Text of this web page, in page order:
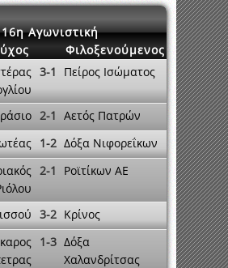
16η Αγωνιστική
Φιλοξενούμενος
3-1 Πείρος Ισώματος
2-1 Αετός Πατρών
1-2 Δόξα Νιφορεΐκων
2-1 Ροϊτίκων ΑΕ
3-2 Κρίνος
1-3 Δόξα
Χαλανδρίτσας